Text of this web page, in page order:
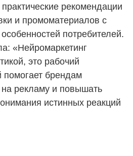
рекомендации
и промоматериалов с
потребителей.
«Нейромаркетинг
это рабочий
помогает брендам
рекламу и повышать
истинных реакций